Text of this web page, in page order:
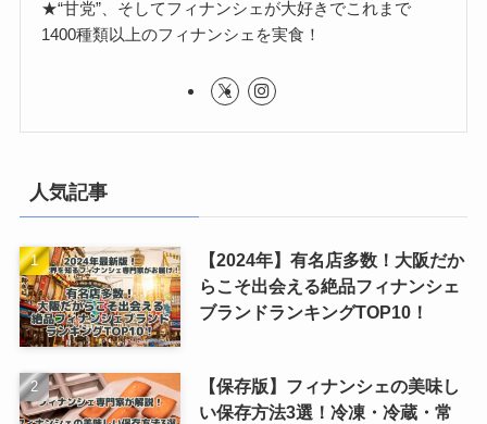
★“甘党”、そしてフィナンシェが大好きでこれまで
1400種類以上のフィナンシェを実食！
人気記事
【2024年】有名店多数！大阪だか
らこそ出会える絶品フィナンシェ
ブランドランキングTOP10！
【保存版】フィナンシェの美味し
い保存方法3選！冷凍・冷蔵・常